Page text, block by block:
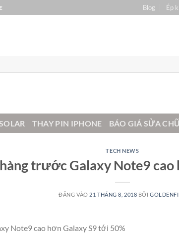
Blog Ép
THAY PIN IPHONE BÁO GIÁ SỬA
TECH NEWS
trước Galaxy Note9 cao
ĐĂNG VÀO 21 THÁNG 8, 2018 BỞI
Note9 cao hơn Galaxy S9 tới 50%